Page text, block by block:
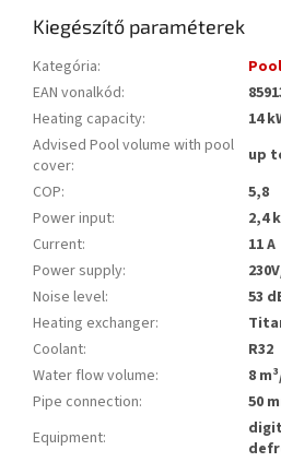
Kiegészítő paraméterek
Kategória:
EAN vonalkód:
Heating capacity:
14
Advised Pool volume with pool
cover:
up
COP:
5,8
Power input:
2,4
Current:
11 A
Power supply:
Noise level:
53
Heating exchanger:
Coolant:
R32
Water flow volume:
8
Pipe connection:
50
Equipment: